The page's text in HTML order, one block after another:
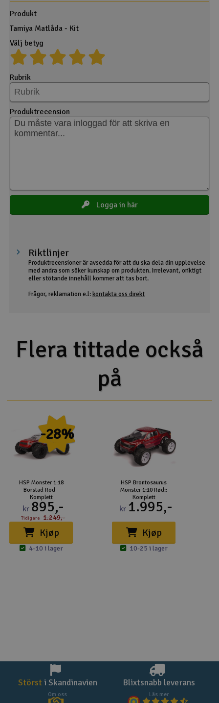
Produkt
Tamiya Matlåda - Kit
Välj betyg
Rubrik
Produktrecension
Logga in här
Riktlinjer
Produktrecensioner är avsedda för att du ska dela din upplevelse
med andra som söker kunskap om produkten. Irrelevant, oriktigt
eller stötande innehåll kommer att tas bort.
Frågor, reklamation e.l:kontakta oss direkt
Flera tittade också
på
-28%
HSP Monster 1:18
Borstad Röd -
Komplett
kr 895,-
Tidigare 1.249,-
Kjøp
4-10 i lager
HSP Brontosaurus
Monster 1:10 Rød::
Komplett
kr 1.995,-
Kjøp
10-25 i lager
Störst i Skandinavien
Om oss
Blixtsnabb leverans
Läs mer